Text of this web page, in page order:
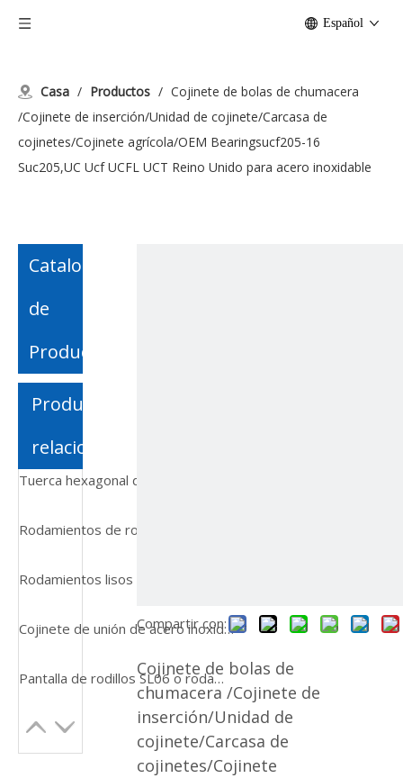
Español
Casa / Productos / Cojinete de bolas de chumacera
/Cojinete de inserción/Unidad de cojinete/Carcasa de
cojinetes/Cojinete agrícola/OEM Bearingsucf205-16
Suc205,UC Ucf UCFL UCT Reino Unido para acero inoxidable
Catalogo
de
Producto
Productos
relacionados
Cojinete de unión de acero inoxidable Cojinete liso esférico Geg50es Gem60es-2RS Geg63es Gem70es-2RS Gem80es-2RS Geg80es Geg100es Geg125es Geg160es Geg200es
Pantalla de rodillos SL06 o rodamiento de bolas autoalineador de bomba sumergida
Compartir con:
Cojinete de bolas de
chumacera /Cojinete de
inserción/Unidad de
cojinete/Carcasa de
cojinetes/Cojinete